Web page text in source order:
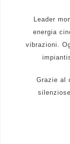
Leader
energia
vibrazioni.
Grazie al